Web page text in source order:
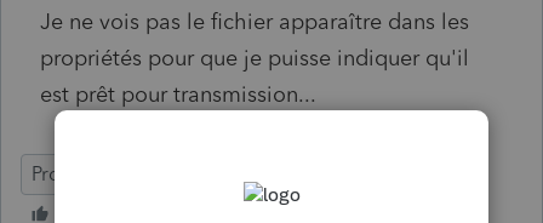
Je ne vois pas le fichier apparaître dans les
propriétés pour que je puisse indiquer qu'il
est prêt pour transmission...
ProFile (Canada)